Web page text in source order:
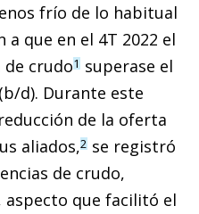
frío de lo habitual
que en el 4T 2022 el
de crudo1 superase el
d). Durante este
de la oferta
aliados,2 se registró
de crudo,
aspecto que facilitó el